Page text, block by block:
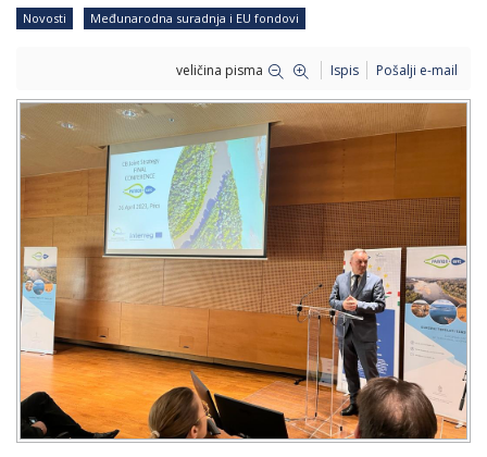
Novosti Međunarodna suradnja i EU fondovi
veličina pisma Ispis Pošalji e-mail